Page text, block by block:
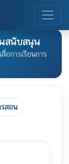
นสนับสนุน
อการเรียนการ
รสอน